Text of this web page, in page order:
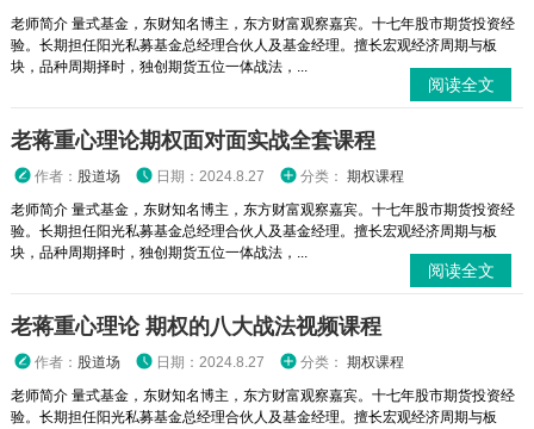
老师简介 量式基金，东财知名博主，东方财富观察嘉宾。十七年股市期货投资经
验。长期担任阳光私募基金总经理合伙人及基金经理。擅长宏观经济周期与板
块，品种周期择时，独创期货五位一体战法，...
阅读全文
老蒋重心理论期权面对面实战全套课程
作者： 股道场 日期：2024.8.27 分类： 期权课程
老师简介 量式基金，东财知名博主，东方财富观察嘉宾。十七年股市期货投资经
验。长期担任阳光私募基金总经理合伙人及基金经理。擅长宏观经济周期与板
块，品种周期择时，独创期货五位一体战法，...
阅读全文
老蒋重心理论 期权的八大战法视频课程
作者： 股道场 日期：2024.8.27 分类： 期权课程
老师简介 量式基金，东财知名博主，东方财富观察嘉宾。十七年股市期货投资经
验。长期担任阳光私募基金总经理合伙人及基金经理。擅长宏观经济周期与板